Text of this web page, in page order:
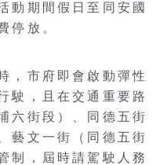
動期間假日至同安國
停放。
，市府即會啟動彈性
駛，且在交通重要路
六街段）、同德五街
藝文一街（同德五街
制，屆時請駕駛人務